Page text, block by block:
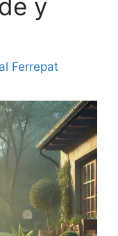
y
Ferrepat